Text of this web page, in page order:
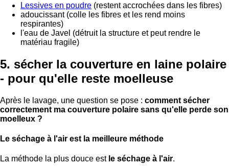
Lessives en poudre (restent accrochées dans les fibres)
adoucissant (colle les fibres et les rend moins
respirantes)
l'eau de Javel (détruit la structure et peut rendre le
matériau fragile)
5. sécher la couverture en laine polaire
- pour qu'elle reste moelleuse
Après le lavage, une question se pose : comment sécher
correctement ma couverture polaire sans qu'elle perde son
moelleux ?
Le séchage à l'air est la meilleure méthode
La méthode la plus douce est le séchage à l'air.